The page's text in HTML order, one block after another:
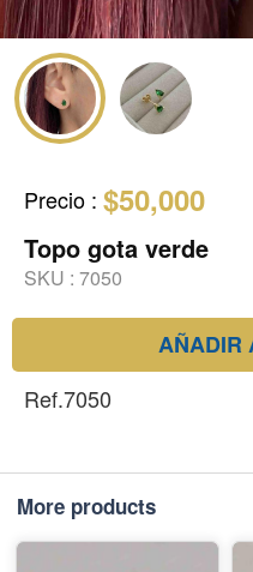
Precio : $50,000
Topo gota verde
SKU : 7050
AÑADIR
Ref.7050
More products